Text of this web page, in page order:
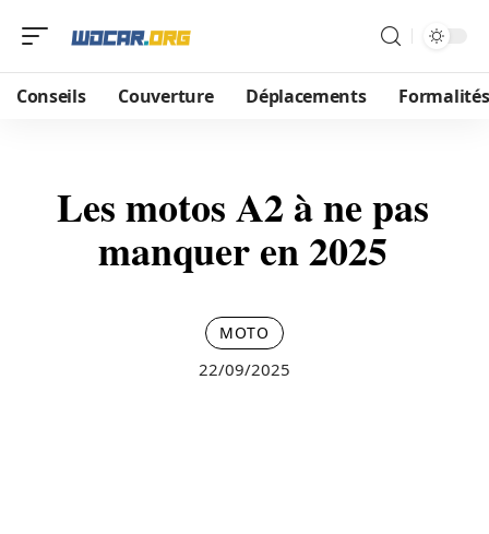
Conseils Couverture Déplacements Formalités
Les motos A2 à ne pas
manquer en 2025
MOTO
22/09/2025